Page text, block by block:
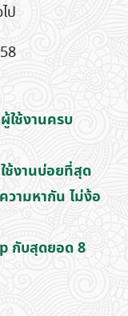
ป
ใช้งานครบ
ช้งานบ่อยที่สุด
ามหากัน ไม่ง้อ
กับสุดยอด 8